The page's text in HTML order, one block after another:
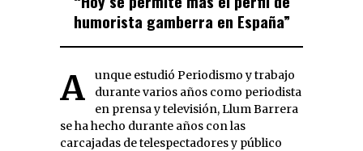
humorista gamberra en España”
Aunque estudió Periodismo y trabajo
durante varios años como periodista
en prensa y televisión, Llum Barrera
se ha hecho durante años con las
carcajadas de telespectadores y público